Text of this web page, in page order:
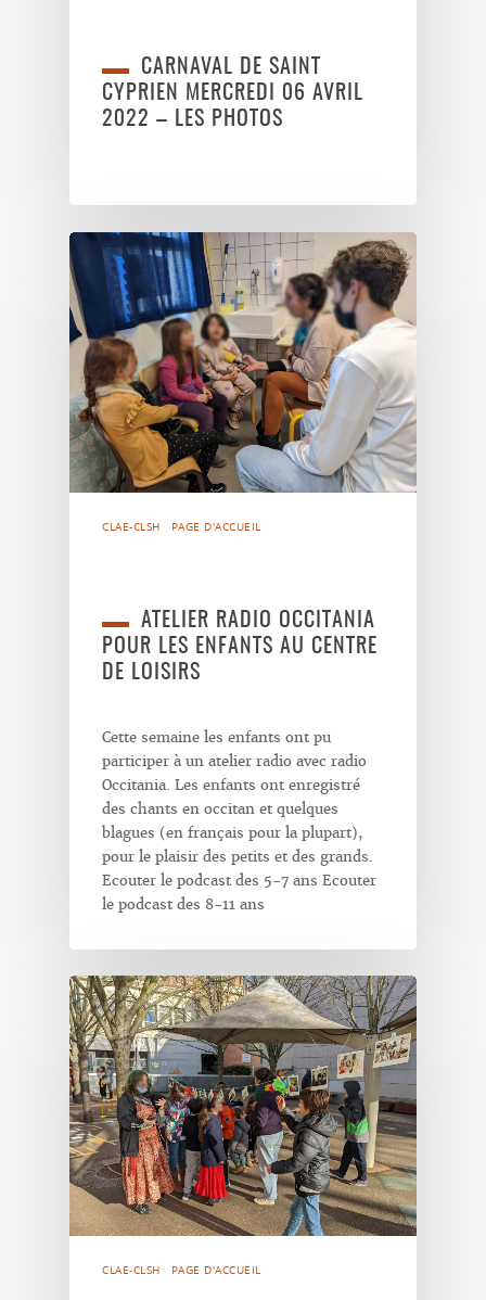
CARNAVAL DE SAINT
CYPRIEN MERCREDI 06 AVRIL
2022 – LES PHOTOS
CLAE-CLSH PAGE D'ACCUEIL
ATELIER RADIO OCCITANIA
POUR LES ENFANTS AU CENTRE
DE LOISIRS
Cette semaine les enfants ont pu
participer à un atelier radio avec radio
Occitania. Les enfants ont enregistré
des chants en occitan et quelques
blagues (en français pour la plupart),
pour le plaisir des petits et des grands.
Ecouter le podcast des 5-7 ans Ecouter
le podcast des 8-11 ans
CLAE-CLSH PAGE D'ACCUEIL